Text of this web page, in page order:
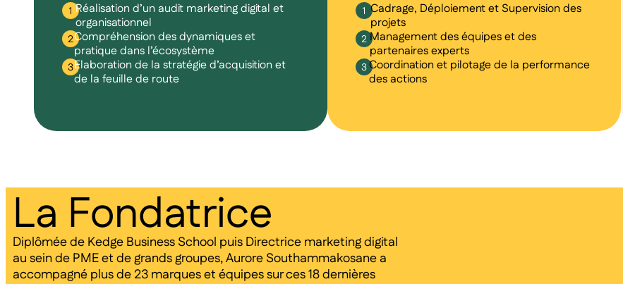
Réalisation d’un audit marketing digital et
organisationnel
Compréhension des dynamiques et
pratique dans l’écosystème
Elaboration de la stratégie d’acquisition et
de la feuille de route
Cadrage, Déploiement et Supervision des
projets
Management des équipes et des
partenaires experts
Coordination et pilotage de la performance
des actions
La Fondatrice
Diplômée de Kedge Business School puis Directrice marketing digital
au sein de PME et de grands groupes, Aurore Southammakosane a
accompagné plus de 23 marques et équipes sur ces 18 dernières